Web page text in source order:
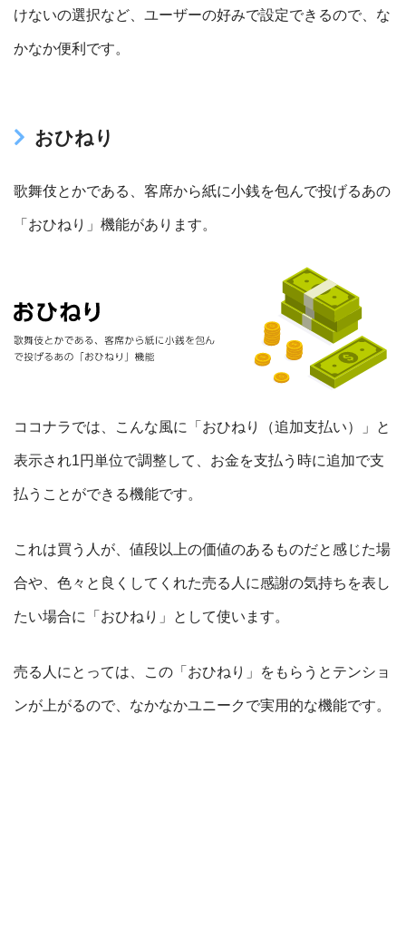
けないの選択など、ユーザーの好みで設定できるので、な
かなか便利です。
おひねり
歌舞伎とかである、客席から紙に小銭を包んで投げるあの
「おひねり」機能があります。
ココナラでは、こんな風に「おひねり（追加支払い）」と
表示され1円単位で調整して、お金を支払う時に追加で支
払うことができる機能です。
これは買う人が、値段以上の価値のあるものだと感じた場
合や、色々と良くしてくれた売る人に感謝の気持ちを表し
たい場合に「おひねり」として使います。
売る人にとっては、この「おひねり」をもらうとテンショ
ンが上がるので、なかなかユニークで実用的な機能です。